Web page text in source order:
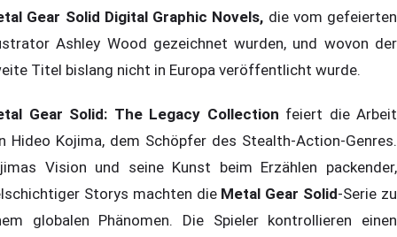
Gear Solid Digital Graphic Novels, die vom gefeierten
Ashley Wood gezeichnet wurden, und wovon der
Titel bislang nicht in Europa veröffentlicht wurde.
Gear Solid: The Legacy Collection feiert die Arbeit
Hideo Kojima, dem Schöpfer des Stealth-Action-Genres.
Vision und seine Kunst beim Erzählen packender,
Storys machten die Metal Gear Solid-Serie zu
globalen Phänomen. Die Spieler kontrollieren einen